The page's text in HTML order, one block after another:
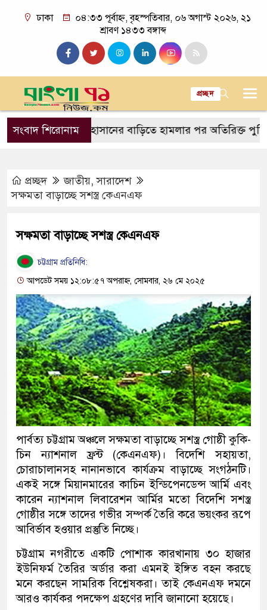
ঢাকা
০৪:৩৩ পূর্বাহ্ন, বৃহস্পতিবার, ০৬ অগাস্ট ২০২৬, ২১
শ্রাবণ ১৪৩৩ বঙ্গাব্দ
প্রচ্ছদ
সংবাদ শিরোনাম
আল হাসানের বাড়িতে হামলার পর অতিরিক্ত পুলিশ
প্রচ্ছদ জাতীয়,সারাদেশ
সক্ষমতা বাড়াচ্ছে সশস্ত্র কেএনএফ
সক্ষমতা বাড়াচ্ছে সশস্ত্র কেএনএফ
চট্টগ্রাম প্রতিনিধি:
আপডেট সময় ১২:০৮:৫৭ অপরাহ্ন, সোমবার, ২৬ মে ২০২৫
পার্বত্য চট্টগ্রাম অঞ্চলে সক্ষমতা বাড়াচ্ছে সশস্ত্র গোষ্ঠী কুকি-
চিন ন্যাশনাল ফ্রন্ট (কেএনএফ)। বিদেশি সহায়তা,
চোরাচালানসহ নানানভাবে কার্যক্রম বাড়াচ্ছে সংগঠনটি।
একই সঙ্গে মিয়ানমারের কাচিন ইন্ডিপেনডেন্স আর্মি এবং
কারেন ন্যাশনাল লিবারেশন আর্মির মতো বিদেশি সশস্ত্র
গোষ্ঠীর সঙ্গে তাদের গভীর সম্পর্ক তৈরি করে ভয়ংকর রূপে
আবির্ভাব হওয়ার প্রস্তুতি নিচ্ছে।
চট্টগ্রাম নগরীতে একটি পোশাক কারখানায় ৩০ হাজার
ইউনিফর্ম তৈরির অর্ডার করা এমনই ইঙ্গিত বহন করছে
মনে করছেন সামরিক বিশ্লেষকরা। তাই কেএনএফ দমনে
আরও কার্যকর পদক্ষেপ গ্রহণের দাবি জানানো হয়েছে।